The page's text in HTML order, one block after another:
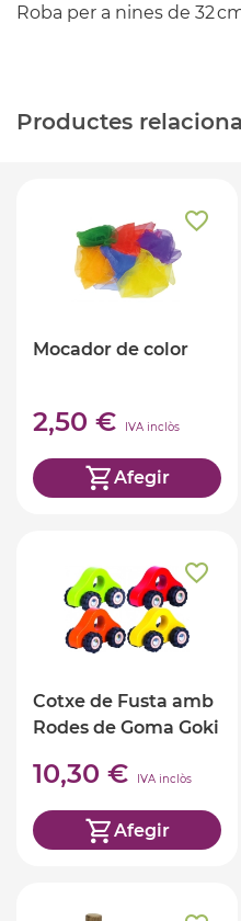
Roba per a nines de 32
Productes
Mocador de color
2,50 € IVA inclòs
Afegir
Cotxe de Fusta amb
Rodes de Goma Goki
10,30 € IVA inclòs
Afegir